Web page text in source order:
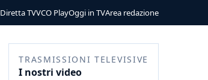
Diretta TVVCO PlayOggi in TVArea redazione
TRASMISSIONI TELEVISIVE
I nostri video